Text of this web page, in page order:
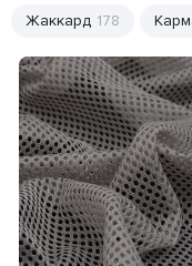
Жаккард 178